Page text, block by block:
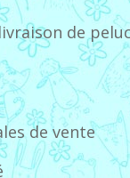
de
de vente